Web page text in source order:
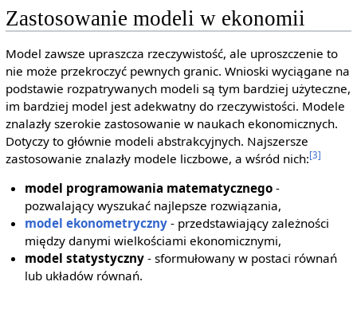
Zastosowanie modeli w ekonomii
Model zawsze upraszcza rzeczywistość, ale uproszczenie to
nie może przekroczyć pewnych granic. Wnioski wyciągane na
podstawie rozpatrywanych modeli są tym bardziej użyteczne,
im bardziej model jest adekwatny do rzeczywistości. Modele
znalazły szerokie zastosowanie w naukach ekonomicznych.
Dotyczy to głównie modeli abstrakcyjnych. Najszersze
zastosowanie znalazły modele liczbowe, a wśród nich:[3]
model programowania matematycznego -
pozwalający wyszukać najlepsze rozwiązania,
model ekonometryczny - przedstawiający zależności
między danymi wielkościami ekonomicznymi,
model statystyczny - sformułowany w postaci równań
lub układów równań.